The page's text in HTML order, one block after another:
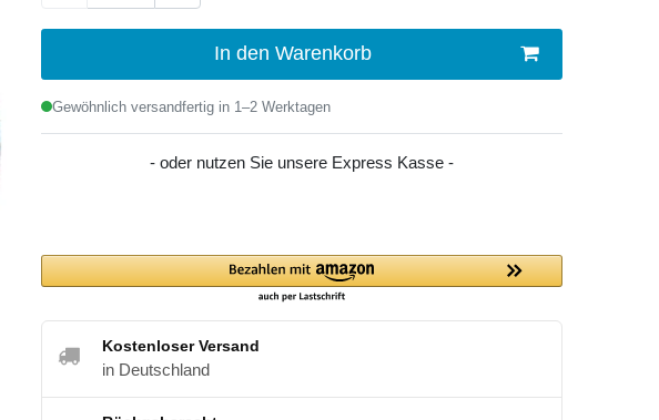
In den Warenkorb
Gewöhnlich versandfertig in 1–2 Werktagen
- oder nutzen Sie unsere Express Kasse -
Kostenloser Versand
in Deutschland